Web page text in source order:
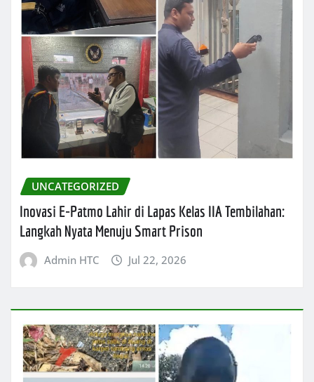
UNCATEGORIZED
Inovasi E-Patmo Lahir di Lapas Kelas IIA Tembilahan:
Langkah Nyata Menuju Smart Prison
Admin HTC Jul 22, 2026